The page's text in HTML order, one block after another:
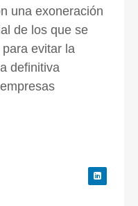
una exoneración
de los que se
evitar la
definitiva